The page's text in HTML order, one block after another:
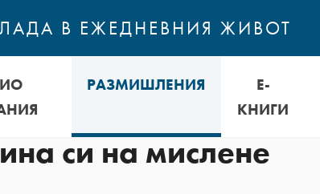
В ЕЖЕДНЕВНИЯ ЖИВОТ
РАЗМИШЛЕНИЯ
Е-
КНИГИ
си на мислене